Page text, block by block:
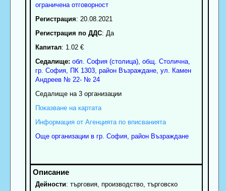
ограничена отговорност
Регистрация: 20.08.2021
Регистрация по ДДС: Да
Капитал: 1.02 €
Седалище: обл. София (столица), общ. Столична,
гр. София, ПК 1303, район Възраждане, ул. Камен
Андреев № 22- № 24
Седалище на 3 организации
Показване на картата
Информация от Агенцията по вписванията
Още организации в гр. София, район Възраждане
Дейности: търговия, производство, търговско